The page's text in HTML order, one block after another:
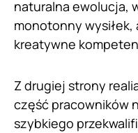
naturalna ewolucja,
monotonny wysiłek,
kreatywne
Z drugiej strony
część pracowników
szybkiego